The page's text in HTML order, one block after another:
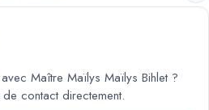
Maître Maïlys Maïlys Bihlet?
contact directement.